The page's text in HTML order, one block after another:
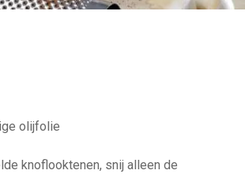
olijfolie
knoflooktenen, snij alleen de